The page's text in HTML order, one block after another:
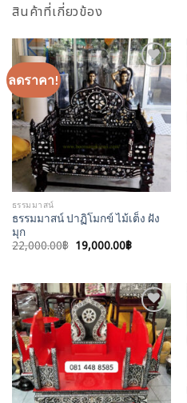
สินค้าที่เกี่ยวข้อง
ลดราคา!
Add to
Wishlist
ธรรมมาสน์
ธรรมมาสน์ ปาฏิโมกข์ ไม้เต็ง ฝัง
มุก
22,000.00฿ Original
price
19,000.00฿Current
Add to
Wishlist